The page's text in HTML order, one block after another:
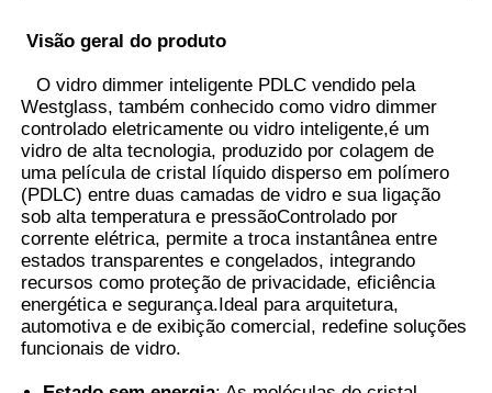
Quem Somos
Fábrica
Controle de Qualidade
Fale Conosco
notícias
Todos os casos
Visão geral do produto
O vidro dimmer inteligente PDLC vendido pela
Westglass, também conhecido como vidro dimmer
controlado eletricamente ou vidro inteligente,é um
vidro de alta tecnologia, produzido por colagem de
uma película de cristal líquido disperso em polímero
(PDLC) entre duas camadas de vidro e sua ligação
sob alta temperatura e pressãoControlado por
corrente elétrica, permite a troca instantânea entre
estados transparentes e congelados, integrando
recursos como proteção de privacidade, eficiência
energética e segurança.Ideal para arquitetura,
automotiva e de exibição comercial, redefine soluções
funcionais de vidro.